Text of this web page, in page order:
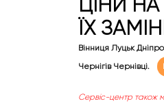
ЦІНИ
ЇХ
Вінниця Луцьк
Чернігів Чернівці.
Сервіс-центр також